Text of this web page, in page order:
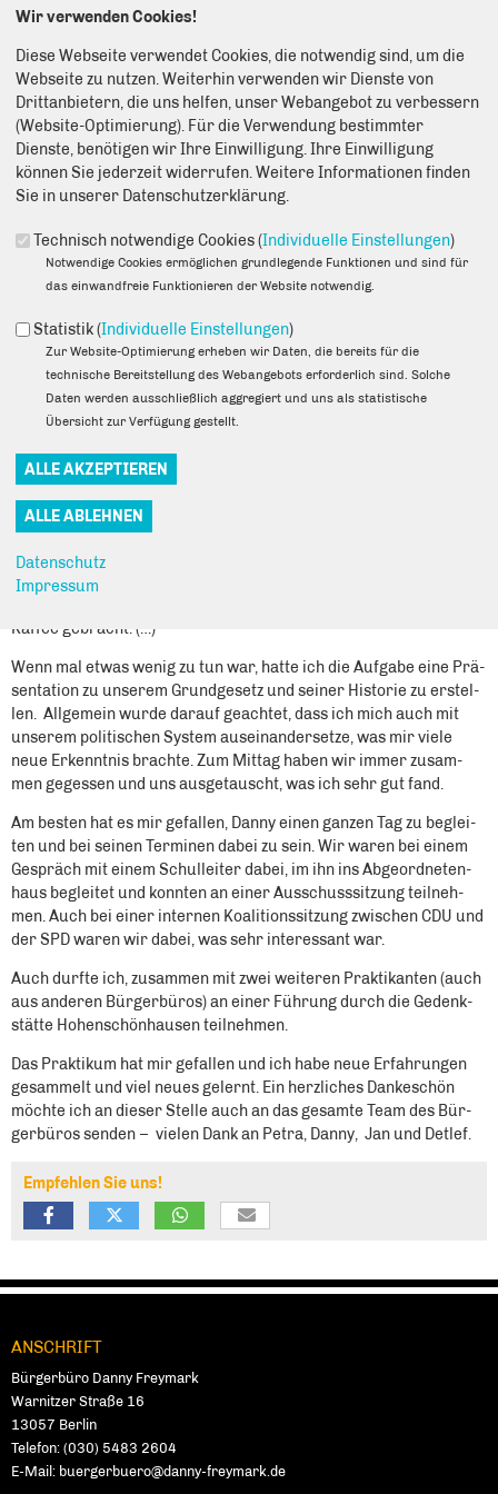
01.02.2024
1. Februar 2024 | Ich bin Kon­stan­tin und habe mein Prak­ti­kum bei
Dan­ny Frey­mark vom 19. Janu­ar 2024 bis zum 1. Febru­ar 2024
kam ich durch Nach­bar­schafts­tref­fen und Ver­an­stal­tun­gen, die
von sei­nem Büro und ihm aus­ge­rich­tet wer­den und zu denen alle
Hohen­schön­hau­se­ner regel­mä­ßig ein­ge­la­den sind. Ich woll­te
einen Ein­bli­ck hin­ter die Kulis­sen und in den Arbeits­all­tag eines
Poli­ti­kers und eines Bür­ger­bü­ros erhal­ten und das hat auch sehr
zum Bei­spiel bei Bür­ger­ge­sprä­chen gehol­fen, Noti­zen gemacht,
und, da ich sehr gut Rus­si­sch spre­che, bei der Über­set­zung
gehol­fen. Eine wei­te­re Auf­ga­be bestand dar­in, eine Excel-Tabel­le
mit wich­ti­gen Kon­tak­ten zu erstel­len. Zu mei­nem Tätig­kei­ten­feld
gehör­te aber auch die all­ge­mei­ne Büro­or­ga­ni­sa­ti­on. Das heißt,
ich bin auch mal mit den Mit­ar­bei­tern ein­kau­fen gegan­gen, habe
Kaf­fee gebracht. (…)
Wenn mal etwas wenig zu tun war, hat­te ich die Auf­ga­be eine Prä­
sen­ta­ti­on zu unse­rem Grund­ge­setz und sei­ner His­to­rie zu erstel­
len. All­ge­mein wur­de dar­auf geach­tet, dass ich mich auch mit
unse­rem poli­ti­schen Sys­tem aus­ein­an­der­set­ze, was mir vie­le
neue Erkennt­nis brach­te. Zum Mit­tag haben wir immer zusam­
men geges­sen und uns aus­ge­tauscht, was ich sehr gut fand.
Am bes­ten hat es mir gefal­len, Dan­ny einen gan­zen Tag zu beglei­
ten und bei sei­nen Ter­mi­nen dabei zu sein. Wir waren bei einem
Gespräch mit einem Schul­lei­ter dabei, im ihn ins Abge­ord­ne­ten­
haus beglei­tet und konn­ten an einer Aus­schuss­sit­zung teil­neh­
men. Auch bei einer inter­nen Koali­ti­ons­sit­zung zwi­schen CDU und
der SPD waren wir dabei, was sehr inter­es­sant war.
Auch durf­te ich, zusam­men mit zwei wei­te­ren Prak­ti­kan­ten (auch
aus ande­ren Bür­ger­bü­ros) an einer Füh­rung durch die Gedenk­
stät­te Hohen­schön­hau­sen teil­neh­men.
Das Prak­ti­kum hat mir gefal­len und ich habe neue Erfah­run­gen
gesam­melt und viel neu­es gelernt. Ein herz­li­ches Dan­ke­schön
möch­te ich an die­ser Stel­le auch an das gesam­te Team des Bür­
ger­bü­ros sen­den – vie­len Dank an Petra, Dan­ny, Jan und Det­lef.
Empfehlen Sie uns!
Fußbereich
ANSCHRIFT
Bürgerbüro Danny Freymark
Warnitzer Straße 16
13057 Ber­lin
Telefon: (030) 5483 2604
E-Mail: buergerbuero@danny-freymark.de
Wir verwenden Cookies!
Diese Webseite verwendet Cookies, die notwendig sind, um die
Webseite zu nutzen. Weiterhin verwenden wir Dienste von
Drittanbietern, die uns helfen, unser Webangebot zu verbessern
(Website-Optimierung). Für die Verwendung bestimmter
Dienste, benötigen wir Ihre Einwilligung. Ihre Einwilligung
können Sie jederzeit widerrufen. Weitere Informationen finden
Sie in unserer Datenschutzerklärung.
Technisch notwendige Cookies (Individuelle Einstellungen)
Notwendige Cookies ermöglichen grundlegende Funktionen und sind für
das einwandfreie Funktionieren der Website notwendig.
Statistik (Individuelle Einstellungen)
Zur Website-Optimierung erheben wir Daten, die bereits für die
technische Bereitstellung des Webangebots erforderlich sind. Solche
Daten werden ausschließlich aggregiert und uns als statistische
Übersicht zur Verfügung gestellt.
Datenschutz
Impressum